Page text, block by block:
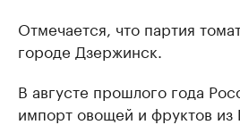
Отмечается, что партия
городе Дзержинск.
В августе прошлого года
импорт овощей и фруктов из